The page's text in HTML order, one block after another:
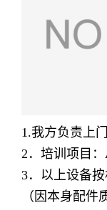
1.我方负责上
2 ．培训项目：
3．以上设备
（因本身配